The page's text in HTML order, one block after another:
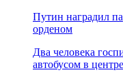
Путин наградил
орденом
Два человека
автобусом в